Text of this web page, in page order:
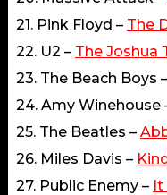
21. Pink Floyd – The
22. U2 – The Joshua
23. The Beach Boys –
24. Amy Winehouse
25. The Beatles –
26. Miles Davis –
27. Public Enemy – It